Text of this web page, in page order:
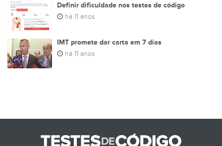
Definir dificuldade nos testes de código
há 11 anos
IMT promete dar carta em 7 dias
há 11 anos